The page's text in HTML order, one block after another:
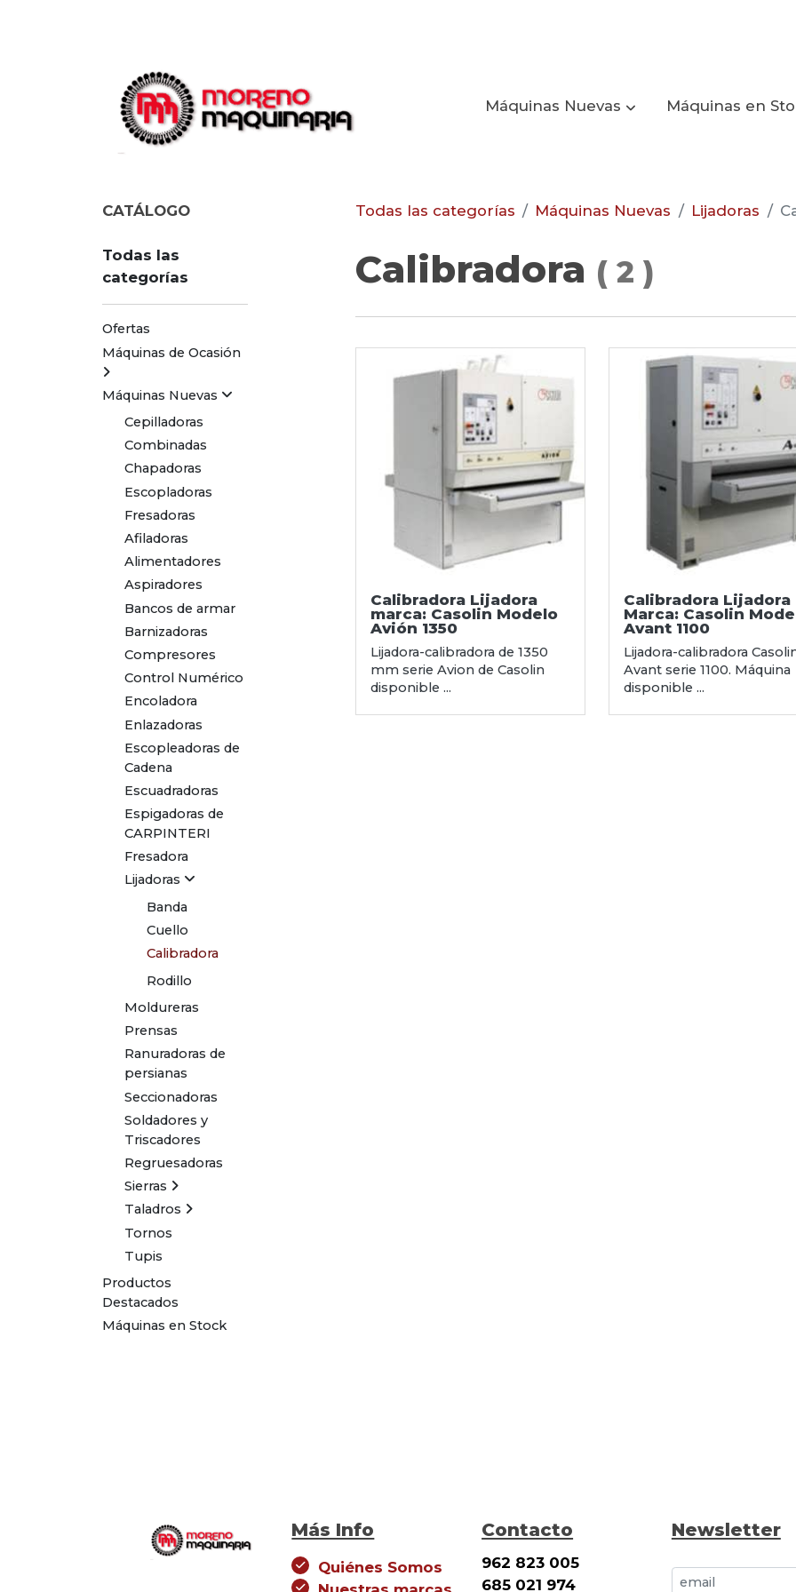
Máquinas Nuevas Máquinas en
CATÁLOGO
Todas las
categorías
Ofertas
Máquinas de Ocasión
Máquinas Nuevas
Cepilladoras
Combinadas
Chapadoras
Escopladoras
Fresadoras
Afiladoras
Alimentadores
Aspiradores
Bancos de armar
Barnizadoras
Compresores
Control Numérico
Encoladora
Enlazadoras
Escopleadoras de
Cadena
Escuadradoras
Espigadoras de
CARPINTERI
Fresadora
Lijadoras
Banda
Cuello
Calibradora
Rodillo
Moldureras
Prensas
Ranuradoras de
persianas
Seccionadoras
Soldadores y
Triscadores
Regruesadoras
Sierras
Taladros
Tornos
Tupis
Productos
Destacados
Máquinas en Stock
Todas las categorías Máquinas Nuevas Lijadoras
Calibradora ( 2 )
Calibradora Lijadora
marca: Casolin Modelo
Avión 1350
Lijadora-calibradora de 1350
mm serie Avion de Casolin
disponible ...
Calibradora Lijadora
Marca: Casolin
Avant 1100
Lijadora-calibradora
Avant serie 1100. Máquina
disponible ...
Más Info
Quiénes Somos
Contacto
962 823 005
685 021 974
Newsletter